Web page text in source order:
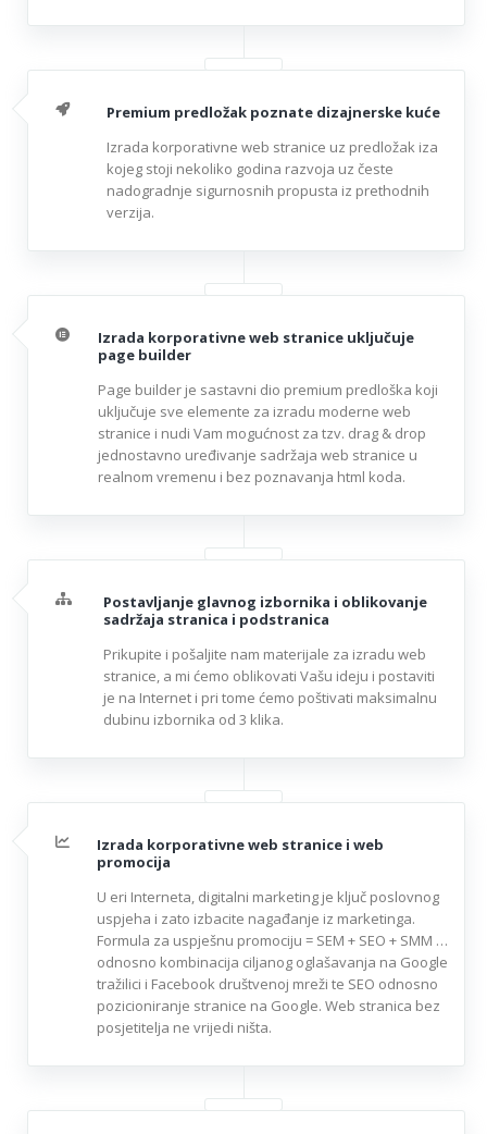
Premium predložak poznate dizajnerske kuće
Izrada korporativne web stranice uz predložak iza
kojeg stoji nekoliko godina razvoja uz česte
nadogradnje sigurnosnih propusta iz prethodnih
verzija.
Izrada korporativne web stranice uključuje
page builder
Page builder je sastavni dio premium predloška koji
uključuje sve elemente za izradu moderne web
stranice i nudi Vam mogućnost za tzv. drag & drop
jednostavno uređivanje sadržaja web stranice u
realnom vremenu i bez poznavanja html koda.
Postavljanje glavnog izbornika i oblikovanje
sadržaja stranica i podstranica
Prikupite i pošaljite nam materijale za izradu web
stranice, a mi ćemo oblikovati Vašu ideju i postaviti
je na Internet i pri tome ćemo poštivati maksimalnu
dubinu izbornika od 3 klika.
Izrada korporativne web stranice i web
promocija
U eri Interneta, digitalni marketing je ključ poslovnog
uspjeha i zato izbacite nagađanje iz marketinga.
Formula za uspješnu promociju = SEM + SEO + SMM …
odnosno kombinacija ciljanog oglašavanja na Google
tražilici i Facebook društvenoj mreži te SEO odnosno
pozicioniranje stranice na Google. Web stranica bez
posjetitelja ne vrijedi ništa.